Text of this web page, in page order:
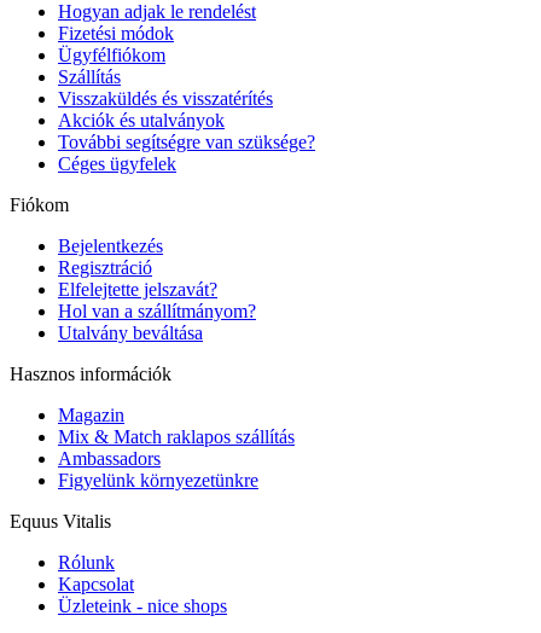
Hogyan adjak le rendelést
Fizetési módok
Ügyfélfiókom
Szállítás
Visszaküldés és visszatérítés
Akciók és utalványok
További segítségre van szüksége?
Céges ügyfelek
Fiókom
Bejelentkezés
Regisztráció
Elfelejtette jelszavát?
Hol van a szállítmányom?
Utalvány beváltása
Hasznos információk
Magazin
Mix & Match raklapos szállítás
Ambassadors
Figyelünk környezetünkre
Equus Vitalis
Rólunk
Kapcsolat
Üzleteink - nice shops